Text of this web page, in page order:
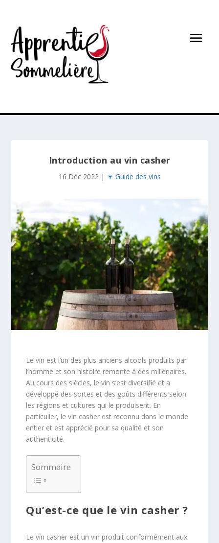
Introduction au vin casher
16 Déc 2022| 🍷 Guide des vins
Le vin est l’un des plus anciens alcools produits par
l’homme et son histoire remonte à des millénaires.
Au cours des siècles, le vin s’est diversifié et a
développé des sortes et des goûts différents selon
les régions et cultures qui le produisent. En
particulier, le vin casher est reconnu dans le monde
entier et est apprécié pour sa qualité et son
authenticité.
Sommaire
Qu’est-ce que le vin casher ?
Le vin casher est un vin produit conformément aux